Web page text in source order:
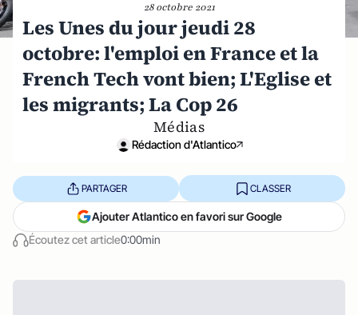
28 octobre 2021
Les Unes du jour jeudi 28
octobre: l'emploi en France et la
French Tech vont bien; L'Eglise et
les migrants; La Cop 26
Médias
Rédaction d'Atlantico
Écoutez cet article0:00min
PARTAGER CLASSER
Ajouter Atlantico en favori sur Google